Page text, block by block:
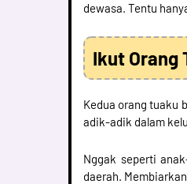
dewasa. Tentu
Ikut Orang
Kedua orang tuaku
adik-adik dalam
Nggak seperti
daerah.